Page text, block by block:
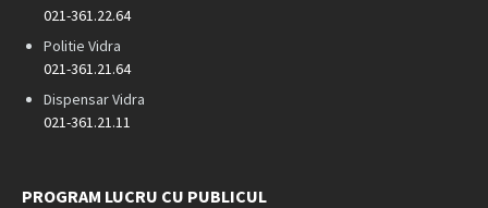
021-361.22.64
Politie Vidra
021-361.21.64
Dispensar Vidra
021-361.21.11
PROGRAM LUCRU CU PUBLICUL